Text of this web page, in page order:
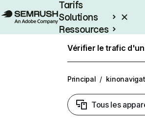
Tarifs
Solutions
Ressources
Vérifier le trafic
Principal /
Tous les